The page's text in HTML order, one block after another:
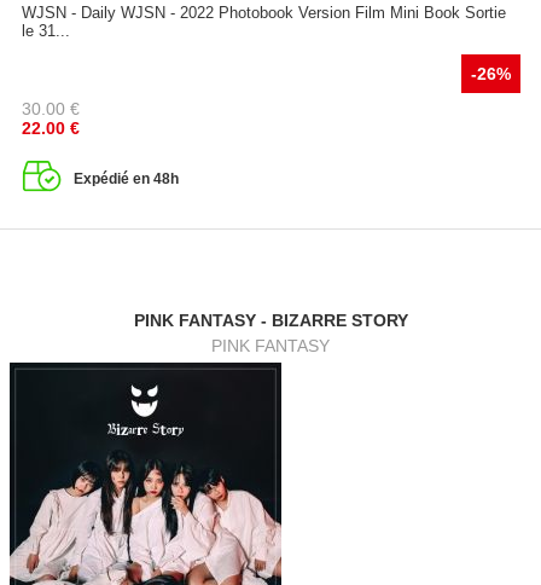
WJSN - Daily WJSN - 2022 Photobook Version Film Mini Book Sortie
le 31...
-26%
30.00 €
22.00 €
Expédié en 48h
PINK FANTASY - BIZARRE STORY
PINK FANTASY